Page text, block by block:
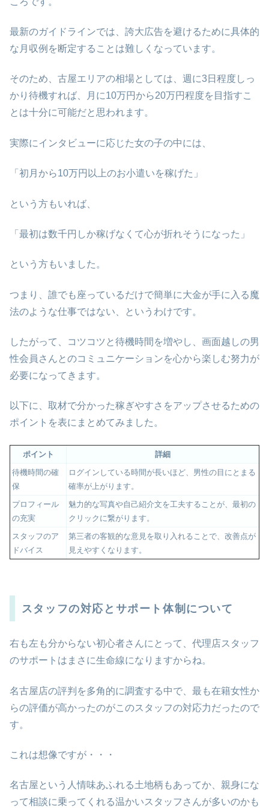
最新のガイドラインでは、誇大広告を避けるために具体的
な月収例を断定することは難しくなっています。
そのため、古屋エリアの相場としては、週に3日程度しっ
かり待機すれば、月に10万円から20万円程度を目指すこ
とは十分に可能だと思われます。
実際にインタビューに応じた女の子の中には、
「初月から10万円以上のお小遣いを稼げた」
という方もいれば、
「最初は数千円しか稼げなくて心が折れそうになった」
という方もいました。
つまり、誰でも座っているだけで簡単に大金が手に入る魔
法のような仕事ではない、というわけです。
したがって、コツコツと待機時間を増やし、画面越しの男
性会員さんとのコミュニケーションを心から楽しむ努力が
必要になってきます。
以下に、取材で分かった稼ぎやすさをアップさせるための
ポイントを表にまとめてみました。
ポイント
詳細
待機時間の確
保
ログインしている時間が長いほど、男性の目にとまる
確率が上がります。
プロフィール
の充実
魅力的な写真や自己紹介文を工夫することが、最初の
クリックに繋がります。
スタッフのア
ドバイス
第三者の客観的な意見を取り入れることで、改善点が
見えやすくなります。
スタッフの対応とサポート体制について
右も左も分からない初心者さんにとって、代理店スタッフ
のサポートはまさに生命線になりますからね。
名古屋店の評判を多角的に調査する中で、最も在籍女性か
らの評価が高かったのがこのスタッフの対応力だったので
す。
これは想像ですが・・・
名古屋という人情味あふれる土地柄もあってか、親身にな
って相談に乗ってくれる温かいスタッフさんが多いのかも